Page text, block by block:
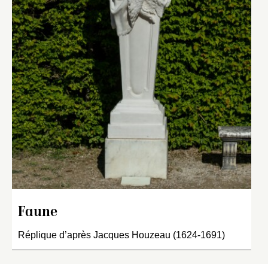
Faune
Réplique d’après Jacques Houzeau (1624-1691)